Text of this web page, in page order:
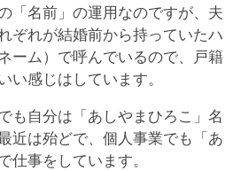
「名前」の運用なのですが、夫
ぞれが結婚前から持っていたハ
ーム）で呼んでいるので、戸籍
い感じはしています。
も自分は「あしやまひろこ」名
近は殆どで、個人事業でも「あ
仕事をしています。